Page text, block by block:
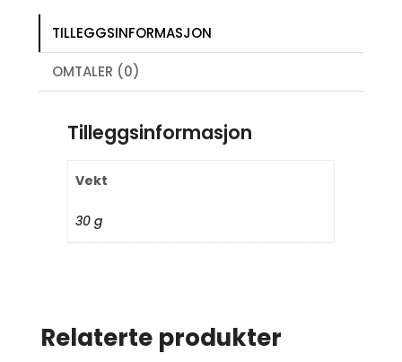
TILLEGGSINFORMASJON
OMTALER (0)
Tilleggsinformasjon
Vekt
30 g
Relaterte produkter